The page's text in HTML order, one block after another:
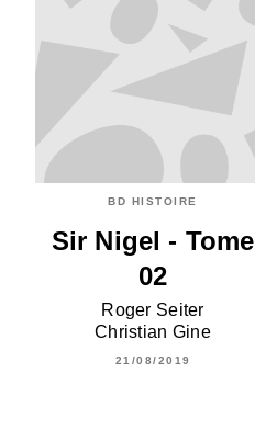
BD HISTOIRE
Sir Nigel - Tome
02
Roger Seiter
Christian Gine
21/08/2019